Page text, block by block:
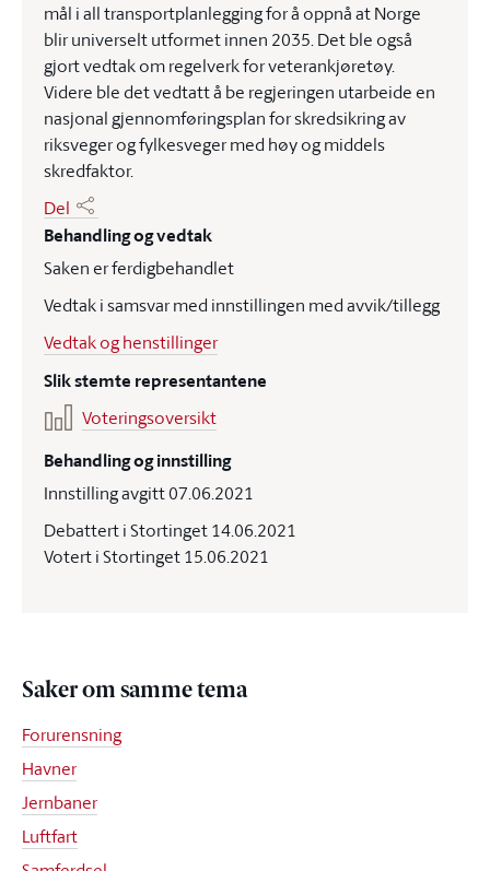
mål i all transportplanlegging for å oppnå at Norge
blir universelt utformet innen 2035. Det ble også
gjort vedtak om regelverk for veterankjøretøy.
Videre ble det vedtatt å be regjeringen utarbeide en
nasjonal gjennomføringsplan for skredsikring av
riksveger og fylkesveger med høy og middels
skredfaktor.
Del
Behandling og vedtak
Saken er ferdigbehandlet
Vedtak i samsvar med innstillingen med avvik/tillegg
Vedtak og henstillinger
Slik stemte representantene
Voteringsoversikt
Behandling og innstilling
Innstilling avgitt 07.06.2021
Debattert i Stortinget 14.06.2021
Votert i Stortinget 15.06.2021
Saker om samme tema
Forurensning
Havner
Jernbaner
Luftfart